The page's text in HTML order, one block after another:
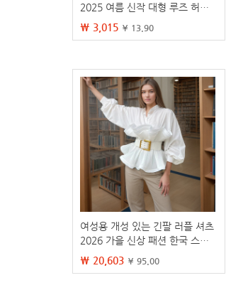
2025 여름 신작 대형 루즈 허리
슬리밍 쉬폰 탑 여성용 트렌디
₩ 3,015 ¥ 13.90
여성용 개성 있는 긴팔 러플 셔츠
2026 가을 신상 패션 한국 스타
일 하이웨이스트 스탠드 칼라 슬
림핏 탑 여성 의류
₩ 20,603 ¥ 95.00